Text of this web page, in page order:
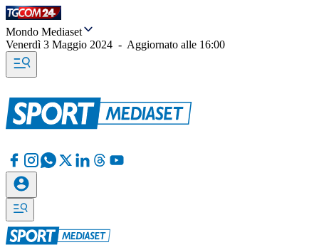
Mondo Mediaset
Venerdì 3 Maggio 2024 - Aggiornato alle 16:00